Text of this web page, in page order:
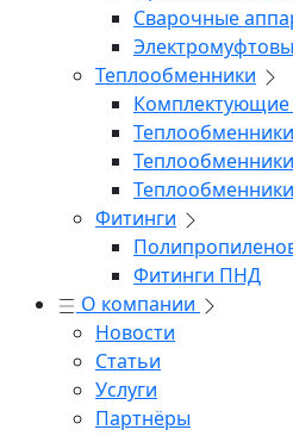
Сварочные
Теплообменники
Комплектующие
Фитинги
Фитинги ПНД
О компании
Новости
Статьи
Услуги
Партнёры